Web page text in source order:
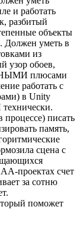
и работать
разбитый
объекты
Должен уметь в
из
узор обоев,
плюсами
работать с
в Unity
писать
память,
сцена с
проектах счет
за сотню
поможет